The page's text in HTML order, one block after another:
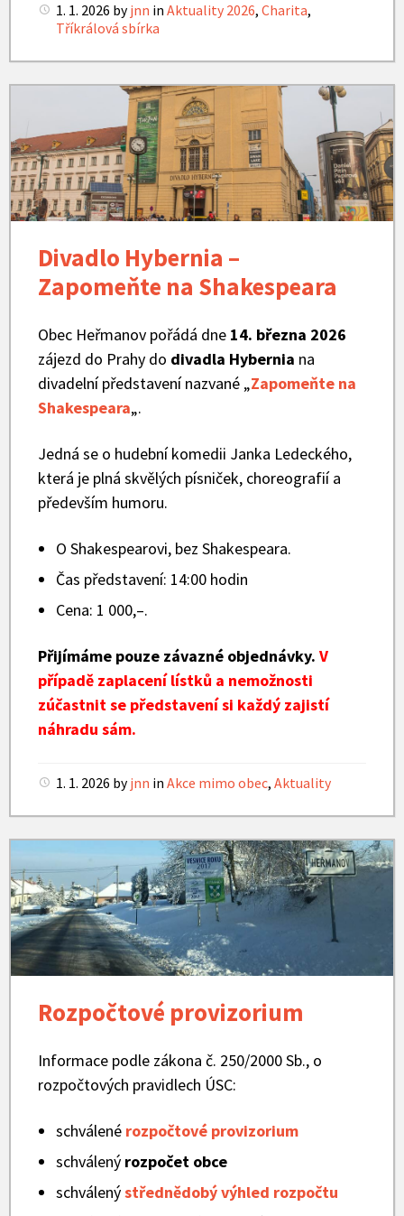
1. 1. 2026 by jnn in Aktuality 2026, Charita,
Tříkrálová sbírka
Divadlo Hybernia –
Zapomeňte na Shakespeara
Obec Heřmanov pořádá dne 14. března 2026
zájezd do Prahy do divadla Hybernia na
divadelní představení nazvané „Zapomeňte na
Shakespeara„.
Jedná se o hudební komedii Janka Ledeckého,
která je plná skvělých písniček, choreografií a
především humoru.
O Shakespearovi, bez Shakespeara.
Čas představení: 14:00 hodin
Cena: 1 000,–.
Přijímáme pouze závazné objednávky. V
případě zaplacení lístků a nemožnosti
zúčastnit se představení si každý zajistí
náhradu sám.
1. 1. 2026 by jnn in Akce mimo obec, Aktuality
Zima
v
Heřmanově
Rozpočtové provizorium
Informace podle zákona č. 250/2000 Sb., o
rozpočtových pravidlech ÚSC:
schválené rozpočtové provizorium
schválený rozpočet obce
schválenýstřednědobý výhled rozpočtu